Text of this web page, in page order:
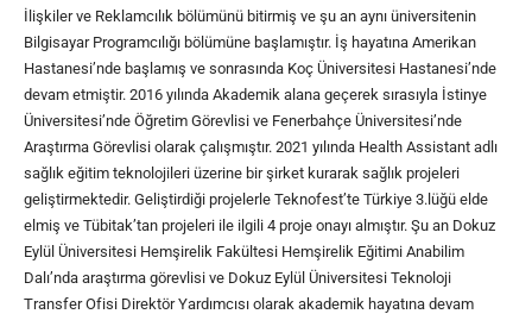
İlişkiler ve Reklamcılık bölümünü bitirmiş ve şu an aynı üniversitenin
Bilgisayar Programcılığı bölümüne başlamıştır. İş hayatına Amerikan
Hastanesi’nde başlamış ve sonrasında Koç Üniversitesi Hastanesi’nde
devam etmiştir. 2016 yılında Akademik alana geçerek sırasıyla İstinye
Üniversitesi’nde Öğretim Görevlisi ve Fenerbahçe Üniversitesi’nde
Araştırma Görevlisi olarak çalışmıştır. 2021 yılında Health Assistant adlı
sağlık eğitim teknolojileri üzerine bir şirket kurarak sağlık projeleri
geliştirmektedir. Geliştirdiği projelerle Teknofest’te Türkiye 3.lüğü elde
elmiş ve Tübitak’tan projeleri ile ilgili 4 proje onayı almıştır. Şu an Dokuz
Eylül Üniversitesi Hemşirelik Fakültesi Hemşirelik Eğitimi Anabilim
Dalı’nda araştırma görevlisi ve Dokuz Eylül Üniversitesi Teknoloji
Transfer Ofisi Direktör Yardımcısı olarak akademik hayatına devam